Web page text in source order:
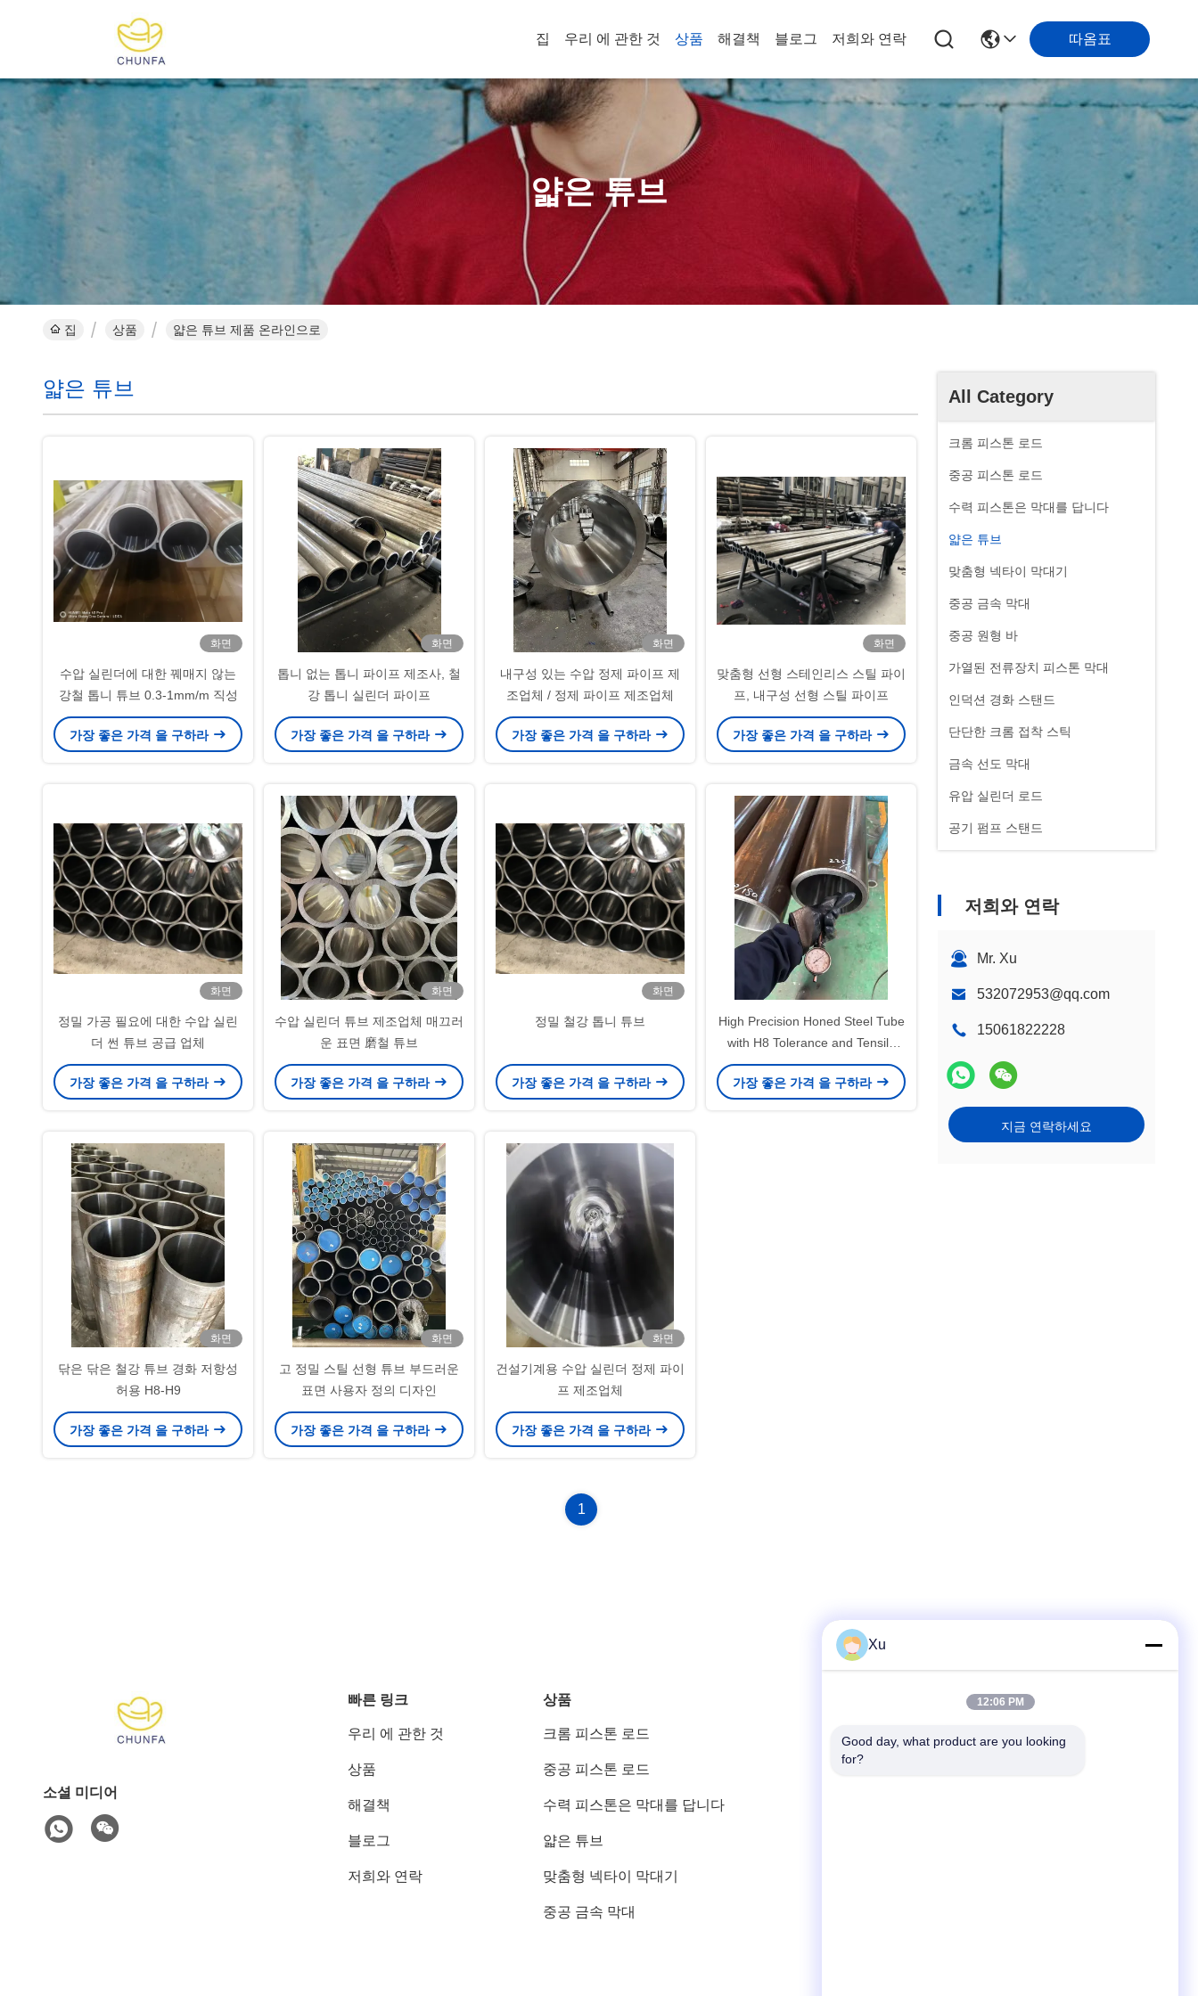
집 우리 에 관한 것 상품 해결책 블로그 저희와 연락 따옴표
얇은 튜브
집 상품 얇은 튜브 제품 온라인으로
All Category
크롬 피스톤 로드
중공 피스톤 로드
수력 피스톤은 막대를 답니다
얇은 튜브
맞춤형 넥타이 막대기
중공 금속 막대
중공 원형 바
가열된 전류장치 피스톤 막대
인덕션 경화 스탠드
단단한 크롬 접착 스틱
금속 선도 막대
유압 실린더 로드
공기 펌프 스탠드
저희와 연락
Mr. Xu
532072953@qq.com
15061822228
지금 연락하세요
얇은 튜브
화면
수압 실린더에 대한 꿰매지 않는
강철 톱니 튜브 0.3-1mm/m 직성
가장 좋은 가격 을 구하라
화면
톱니 없는 톱니 파이프 제조사, 철
강 톱니 실린더 파이프
가장 좋은 가격 을 구하라
화면
내구성 있는 수압 정제 파이프 제
조업체 / 정제 파이프 제조업체
가장 좋은 가격 을 구하라
화면
맞춤형 선형 스테인리스 스틸 파이
프, 내구성 선형 스틸 파이프
가장 좋은 가격 을 구하라
화면
정밀 가공 필요에 대한 수압 실린
더 썬 튜브 공급 업체
가장 좋은 가격 을 구하라
화면
수압 실린더 튜브 제조업체 매끄러
운 표면 磨철 튜브
가장 좋은 가격 을 구하라
화면
정밀 철강 톱니 튜브
가장 좋은 가격 을 구하라
High Precision Honed Steel Tube
with H8 Tolerance and Tensile
Strength ≥600 MPa
가장 좋은 가격 을 구하라
화면
닦은 닦은 철강 튜브 경화 저항성
허용 H8-H9
가장 좋은 가격 을 구하라
화면
고 정밀 스틸 선형 튜브 부드러운
표면 사용자 정의 디자인
가장 좋은 가격 을 구하라
화면
건설기계용 수압 실린더 정제 파이
프 제조업체
가장 좋은 가격 을 구하라
1
소셜 미디어
빠른 링크
우리 에 관한 것
상품
해결책
블로그
저희와 연락
상품
크롬 피스톤 로드
중공 피스톤 로드
수력 피스톤은 막대를 답니다
얇은 튜브
맞춤형 넥타이 막대기
중공 금속 막대
전화
Xu
12:06 PM
Good day, what product are you looking
for?